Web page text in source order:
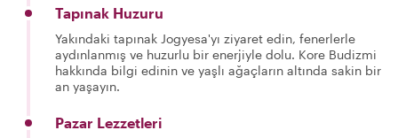
Tapınak Huzuru
Yakındaki tapınak Jogyesa'yı ziyaret edin, fenerlerle
aydınlanmış ve huzurlu bir enerjiyle dolu. Kore Budizmi
hakkında bilgi edinin ve yaşlı ağaçların altında sakin bir
an yaşayın.
Pazar Lezzetleri